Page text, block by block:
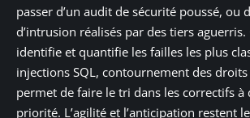
passer d’un audit de sécurité poussé, ou
d’intrusion réalisés par des tiers aguerris.
identifie et quantifie les failles les plus
injections SQL, contournement des droits
permet de faire le tri dans les correctifs à
priorité. L’agilité et l’anticipation restent